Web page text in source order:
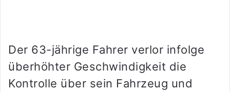
Der 63-jährige Fahrer verlor infolge
überhöhter Geschwindigkeit die
Kontrolle über sein Fahrzeug und